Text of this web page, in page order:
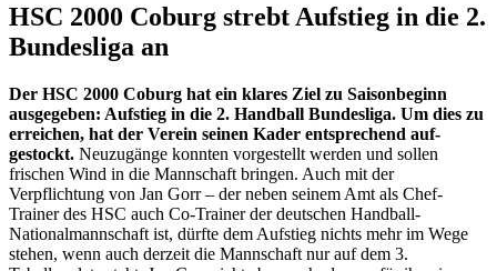
HSC 2000 Coburg strebt Aufstieg in die 2.
Bundesliga an
Der HSC 2000 Coburg hat ein klares Ziel zu Saisonbeginn
ausgegeben: Aufstieg in die 2. Handball Bundesliga. Um dies zu
erreichen, hat der Verein seinen Kader entsprechend auf-
gestockt. Neuzugänge konnten vorgestellt werden und sollen
frischen Wind in die Mannschaft bringen. Auch mit der
Verpflichtung von Jan Gorr – der neben seinem Amt als Chef-
Trainer des HSC auch Co-Trainer der deutschen Handball-
Nationalmannschaft ist, dürfte dem Aufstieg nichts mehr im Wege
stehen, wenn auch derzeit die Mannschaft nur auf dem 3.